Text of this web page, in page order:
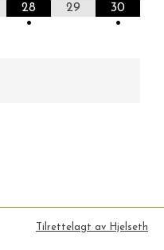
28
•
29
30
•
Tilrettelagt av Hjelseth